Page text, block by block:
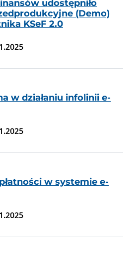
udostępniło
(Demo)
KSeF 2.0
w działaniu infolinii e-
w systemie e-